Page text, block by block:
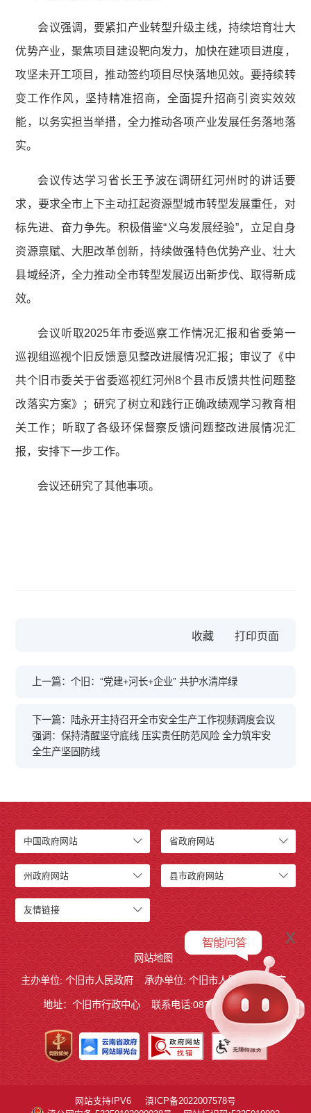
会议强调，要紧扣产业转型升级主线，持续培育壮大
优势产业，聚焦项目建设靶向发力，加快在建项目进度，
攻坚未开工项目，推动签约项目尽快落地见效。要持续转
变工作作风，坚持精准招商，全面提升招商引资实效效
能，以务实担当举措，全力推动各项产业发展任务落地落
实。
会议传达学习省长王予波在调研红河州时的讲话要
求，要求全市上下主动扛起资源型城市转型发展重任，对
标先进、奋力争先。积极借鉴“义乌发展经验”，立足自身
资源禀赋、大胆改革创新，持续做强特色优势产业、壮大
县域经济，全力推动全市转型发展迈出新步伐、取得新成
效。
会议听取2025年市委巡察工作情况汇报和省委第一
巡视组巡视个旧反馈意见整改进展情况汇报；审议了《中
共个旧市委关于省委巡视红河州8个县市反馈共性问题整
改落实方案》；研究了树立和践行正确政绩观学习教育相
关工作；听取了各级环保督察反馈问题整改进展情况汇
报，安排下一步工作。
会议还研究了其他事项。
收藏
上一篇：个旧：“党建+河长+企业” 共护水清岸绿
下一篇：陆永开主持召开全市安全生产工作视频调度会议
强调：保持清醒坚守底线 压实责任防范风险 全力筑牢安
全生产坚固防线
中国政府网站 省政府网站
州政府网站 县市政府网站
友情链接
网站地图
主办单位: 个旧市人民政府
承办单位: 个旧市人民政府办公室
地址：个旧市行政中心 联系电话:0873－2123215
x
网站支持IPV6
滇ICP备2022007578号